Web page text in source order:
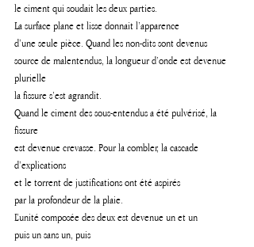
le ciment qui soudait les deux parties.
La surface plane et lisse donnait l’apparence
d’une seule pièce. Quand les non-dits sont devenus
source de malentendus, la longueur d’onde est devenue
plurielle
la fissure s’est agrandit.
Quand le ciment des sous-entendus a été pulvérisé, la
fissure
est devenue crevasse. Pour la combler, la cascade
d’explications
et le torrent de justifications ont été aspirés
par la profondeur de la plaie.
L’unité composée des deux est devenue un et un
puis un sans un, puis